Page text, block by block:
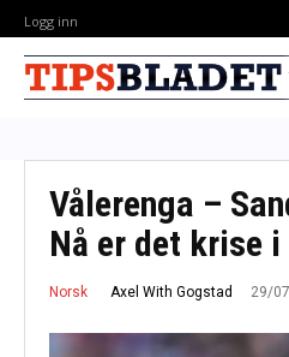
Logg inn
Vålerenga –
Nå er det krise i
Norsk Axel With Gogstad 29/